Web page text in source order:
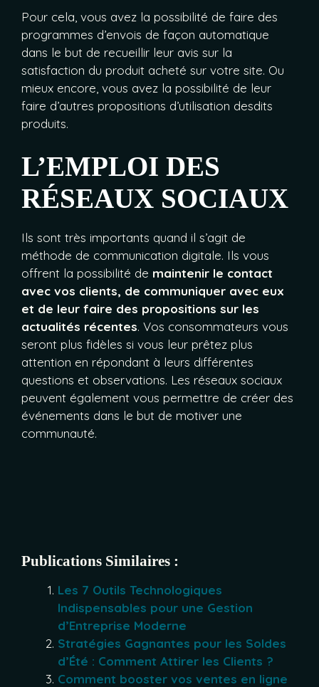
Pour cela, vous avez la possibilité de faire des
programmes d’envois de façon automatique
dans le but de recueillir leur avis sur la
satisfaction du produit acheté sur votre site. Ou
mieux encore, vous avez la possibilité de leur
faire d’autres propositions d’utilisation desdits
produits.
L’EMPLOI DES
RÉSEAUX SOCIAUX
Ils sont très importants quand il s’agit de
méthode de communication digitale. Ils vous
offrent la possibilité de maintenir le contact
avec vos clients, de communiquer avec eux
et de leur faire des propositions sur les
actualités récentes. Vos consommateurs vous
seront plus fidèles si vous leur prêtez plus
attention en répondant à leurs différentes
questions et observations. Les réseaux sociaux
peuvent également vous permettre de créer des
événements dans le but de motiver une
communauté.
Publications Similaires :
Les 7 Outils Technologiques
Indispensables pour une Gestion
d’Entreprise Moderne
Stratégies Gagnantes pour les Soldes
d’Été : Comment Attirer les Clients ?
Comment booster vos ventes en ligne